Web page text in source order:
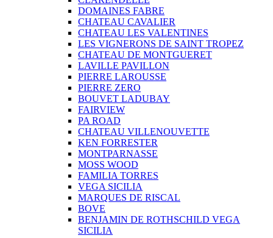
DOMAINES FABRE
CHATEAU CAVALIER
CHATEAU LES VALENTINES
LES VIGNERONS DE SAINT TROPEZ
CHATEAU DE MONTGUERET
LAVILLE PAVILLON
PIERRE LAROUSSE
PIERRE ZERO
BOUVET LADUBAY
FAIRVIEW
PA ROAD
CHATEAU VILLENOUVETTE
KEN FORRESTER
MONTPARNASSE
MOSS WOOD
FAMILIA TORRES
VEGA SICILIA
MARQUES DE RISCAL
BOVE
BENJAMIN DE ROTHSCHILD VEGA
SICILIA